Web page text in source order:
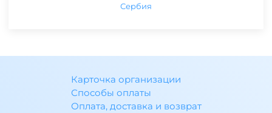
Сербия
Карточка организации
Способы оплаты
Оплата, доставка и возврат